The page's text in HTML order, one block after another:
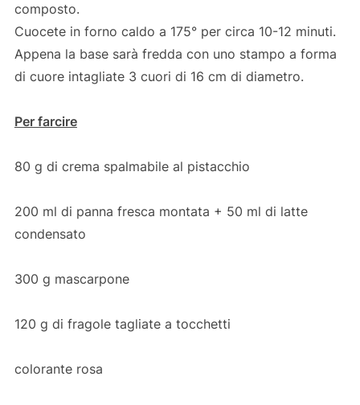
composto.
Cuocete in forno caldo a 175° per circa 10-12 minuti.
Appena la base sarà fredda con uno stampo a forma
di cuore intagliate 3 cuori di 16 cm di diametro.
Per farcire
80 g di crema spalmabile al pistacchio
200 ml di panna fresca montata + 50 ml di latte
condensato
300 g mascarpone
120 g di fragole tagliate a tocchetti
colorante rosa